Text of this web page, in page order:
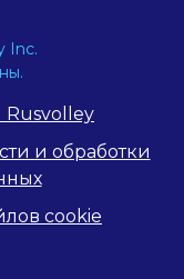
Inc.
и обработки
cookie